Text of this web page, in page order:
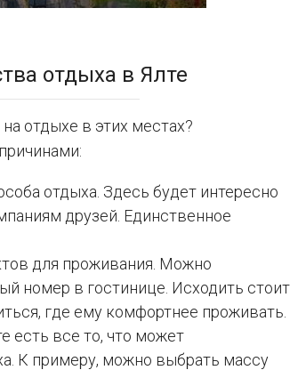
отдыха в Ялте
отдыхе в этих местах?
отдыха. Здесь будет интересно
друзей. Единственное
для проживания. Можно
номер в гостинице. Исходить стоит
где ему комфортнее проживать.
есть все то, что может
К примеру, можно выбрать массу